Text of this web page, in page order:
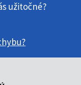
užitočné?